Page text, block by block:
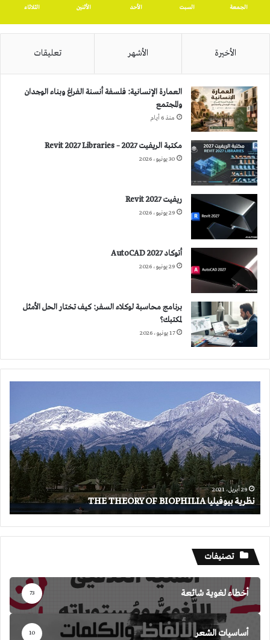
الجمعة السبت الأحد الأثنين الثلاثاء
الأخيرة الأشهر تعليقات
العمارة الإنسانية: فلسفة أنسنة الفراغ وبناء الوجدان
والمجتمع
منذ 6 أيام
مكتبة الريفيت 2027 – Revit 2027 Libraries
30 يونيو، 2026
ريفيت 2027 Revit
29 يونيو، 2026
أتوكاد 2027 AutoCAD
29 يونيو، 2026
برنامج محاسبة لوكلاء السفر: كيف تختار الحل الأمثل
لمكتبك؟
17 يونيو، 2026
بيوفيليا
THE
THEORY
OF
BIOPHILIA
29 أبريل، 2021
نظرية بيوفيليا THE THEORY OF BIOPHILIA
تصنيفات
أخطاء لغوية شائعة 73
أساسيات الشعر 10